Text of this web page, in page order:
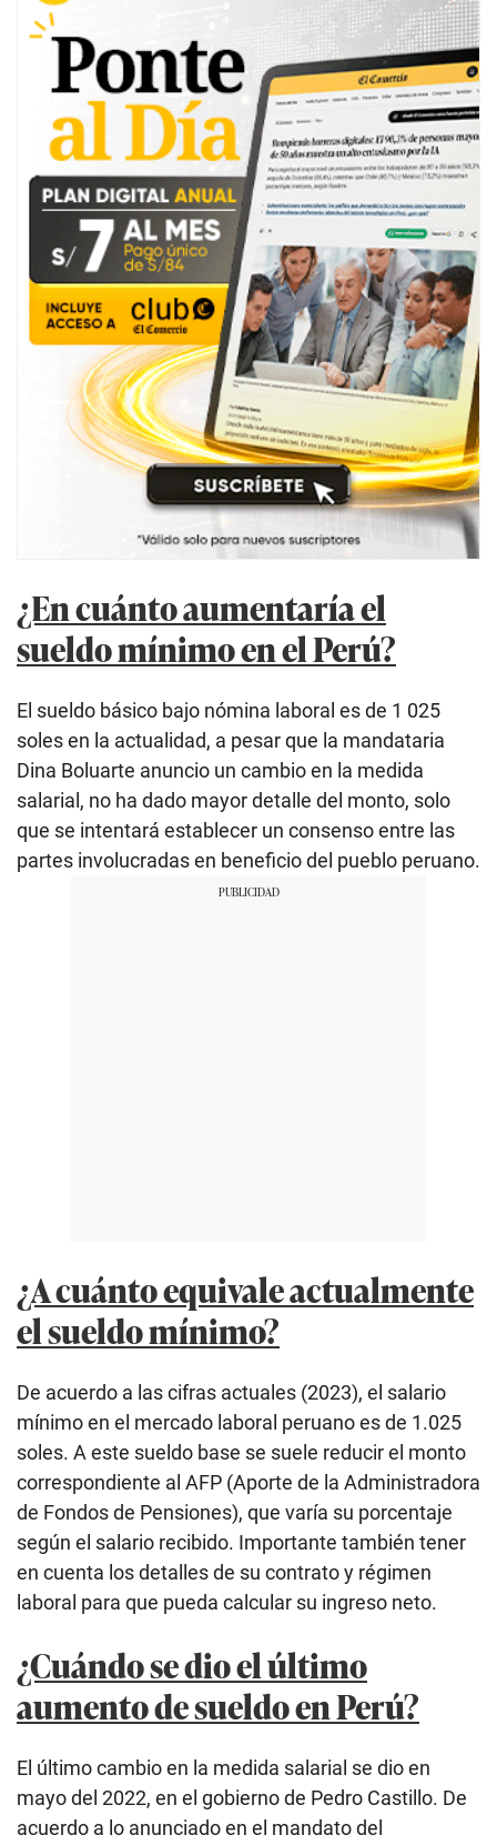
¿En cuánto aumentaría el
sueldo mínimo en el Perú?
El sueldo básico bajo nómina laboral es de 1 025
soles en la actualidad, a pesar que la mandataria
Dina Boluarte anuncio un cambio en la medida
salarial, no ha dado mayor detalle del monto, solo
que se intentará establecer un consenso entre las
partes involucradas en beneficio del pueblo peruano.
¿A cuánto equivale actualmente
el sueldo mínimo?
De acuerdo a las cifras actuales (2023), el salario
mínimo en el mercado laboral peruano es de 1.025
soles. A este sueldo base se suele reducir el monto
correspondiente al AFP (Aporte de la Administradora
de Fondos de Pensiones), que varía su porcentaje
según el salario recibido. Importante también tener
en cuenta los detalles de su contrato y régimen
laboral para que pueda calcular su ingreso neto.
¿Cuándo se dio el último
aumento de sueldo en Perú?
El último cambio en la medida salarial se dio en
mayo del 2022, en el gobierno de Pedro Castillo. De
acuerdo a lo anunciado en el mandato del